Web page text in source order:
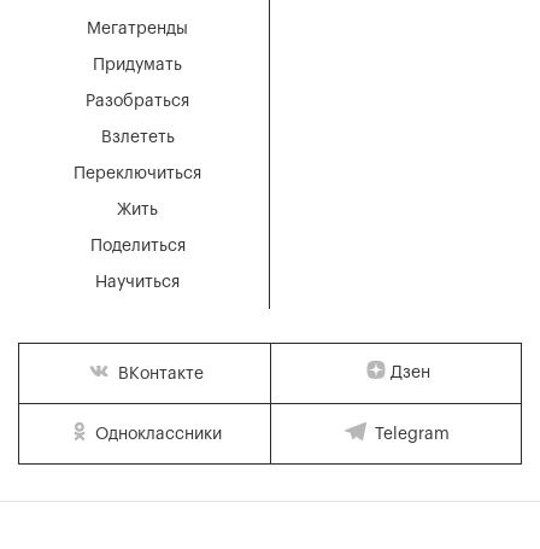
Мегатренды
Придумать
Разобраться
Взлететь
Переключиться
Жить
Поделиться
Научиться
ВКонтакте Дзен
Одноклассники Telegram